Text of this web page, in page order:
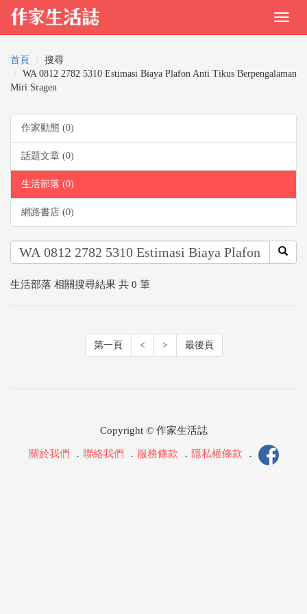
首頁
搜尋
WA 0812 2782 5310 Estimasi Biaya Plafon Anti Tikus Berpengalaman
Miri Sragen
作家動態 (0)
話題文章 (0)
生活部落 (0)
網路書店 (0)
生活部落 相關搜尋結果 共 0 筆
第一頁 < > 最後頁
Copyright © 作家生活誌
關於我們 ． 聯絡我們 ． 服務條款 ． 隱私權條款 ．